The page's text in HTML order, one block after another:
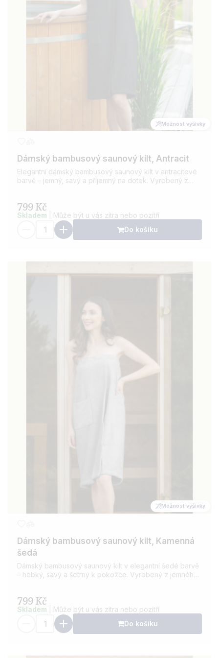
Možnost výšivky
Dámský bambusový saunový kilt, Antracit
Elegantní dámský bambusový saunový kilt v antracitové
barvě – jemný, savý a příjemný na dotek. Vyrobený z
799 Kč
Skladem
| Může být u vás zítra nebo pozítří
Do košíku
Možnost výšivky
Dámský bambusový saunový kilt, Kamenná
šedá
Dámský bambusový saunový kilt v elegantní šedé barvě
– hebký, savý a šetrný k pokožce. Vyrobený z jemného
799 Kč
Skladem
| Může být u vás zítra nebo pozítří
Do košíku